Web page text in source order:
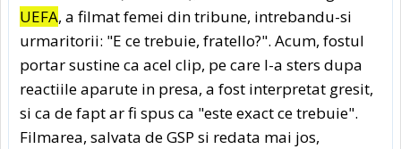
UEFA, a filmat femei din tribune, intrebandu-si
urmaritorii: "E ce trebuie, fratello?". Acum, fostul
portar sustine ca acel clip, pe care l-a sters dupa
reactiile aparute in presa, a fost interpretat gresit,
si ca de fapt ar fi spus ca "este exact ce trebuie".
Filmarea, salvata de GSP si redata mai jos,